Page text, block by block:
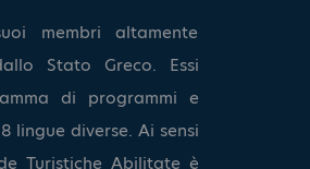
membri altamente
Stato Greco. Essi
di programmi e
lingue diverse. Ai sensi
Turistiche Abilitate è